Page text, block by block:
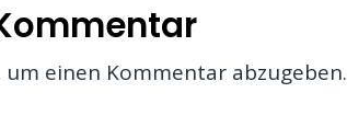
um einen Kommentar abzugeben.